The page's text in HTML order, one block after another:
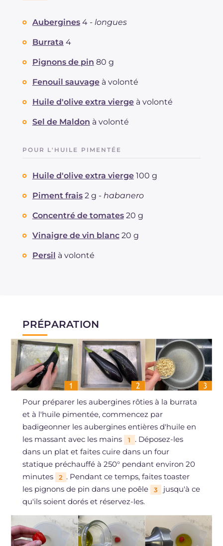
Aubergines 4 - longues
Burrata 4
Pignons de pin 80 g
Fenouil sauvage à volonté
Huile d'olive extra vierge à volonté
Sel de Maldon à volonté
POUR L'HUILE PIMENTÉE
Huile d'olive extra vierge 100 g
Piment frais 2 g - habanero
Concentré de tomates 20 g
Vinaigre de vin blanc 20 g
Persil à volonté
PRÉPARATION
Pour préparer les aubergines rôties à la burrata
et à l'huile pimentée, commencez par
badigeonner les aubergines entières d'huile en
les massant avec les mains
1
. Déposez-les
dans un plat et faites cuire dans un four
statique préchauffé à 250° pendant environ 20
minutes
2 . Pendant ce temps, faites toaster
les pignons de pin dans une poêle
3
jusqu'à ce
qu'ils soient dorés et réservez-les.